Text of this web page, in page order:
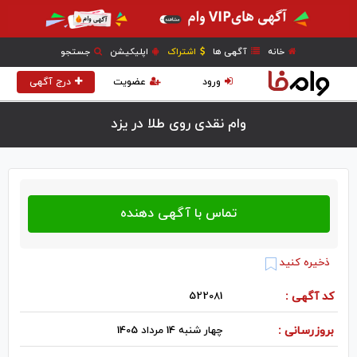
خانه آگهی ها اشتراک اپلیکیشن جستجو
درج آگهی عضویت ورود
وام نقدی روی طلا در يزد
ذخیره کنید
کد آگهی : 522081
بروزرسانی : چهار شنبه 14 مرداد 1405